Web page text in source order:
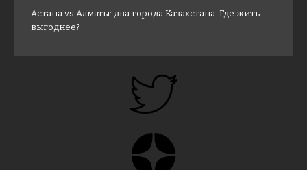
Астана vs Алматы: два города Казахстана. Где жить
выгоднее?